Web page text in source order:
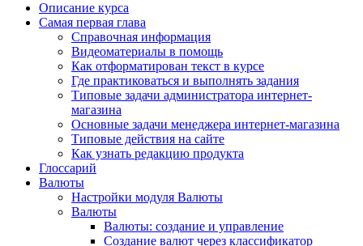
Описание курса
Самая первая глава
Справочная информация
Видеоматериалы в помощь
Как отформатирован текст в курсе
Где практиковаться и выполнять задания
Типовые задачи администратора интернет-
магазина
Основные задачи менеджера интернет-магазина
Типовые действия на сайте
Как узнать редакцию продукта
Глоссарий
Валюты
Настройки модуля Валюты
Валюты
Валюты: создание и управление
Создание валют через классификатор